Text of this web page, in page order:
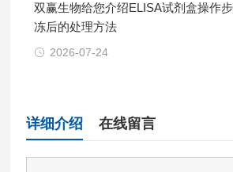
双赢生物给您介绍ELISA试剂盒操作
冻后的处理方法
2026-07-24
详细介绍 在线留言